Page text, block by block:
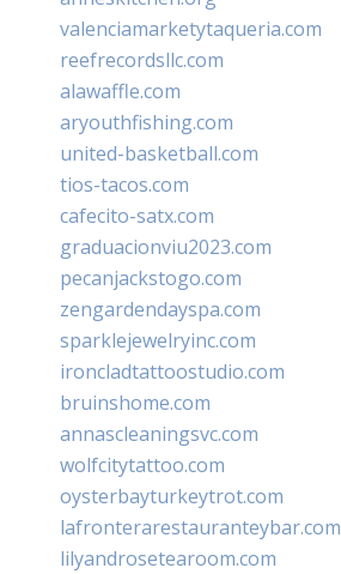
valenciamarketytaqueria.com
reefrecordsllc.com
alawaffle.com
aryouthfishing.com
united-basketball.com
tios-tacos.com
cafecito-satx.com
graduacionviu2023.com
pecanjackstogo.com
zengardendayspa.com
sparklejewelryinc.com
ironcladtattoostudio.com
bruinshome.com
annascleaningsvc.com
wolfcitytattoo.com
oysterbayturkeytrot.com
lafronterarestauranteybar.com
lilyandrosetearoom.com